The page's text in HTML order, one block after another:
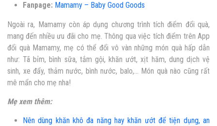
Fanpage: Mamamy – Baby Good Goods
Ngoài ra, Mamamy còn áp dụng chương trình tích điểm đổi quà,
mang đến nhiều ưu đãi cho mẹ. Thông qua việc tích điểm trên App
đổi quà Mamamy, mẹ có thể đổi vô vàn những món quà hấp dẫn
như: Tã bỉm, bình sữa, tắm gội, khăn ướt, xịt hăm, dung dịch vệ
sinh, xe đẩy, thảm nước, bình nước, balo,… Món quà nào cũng rất
mê mẩn cho mẹ nha!
Mẹ xem thêm:
Nên dùng khăn khô đa năng hay khăn ướt để tiện dụng, an